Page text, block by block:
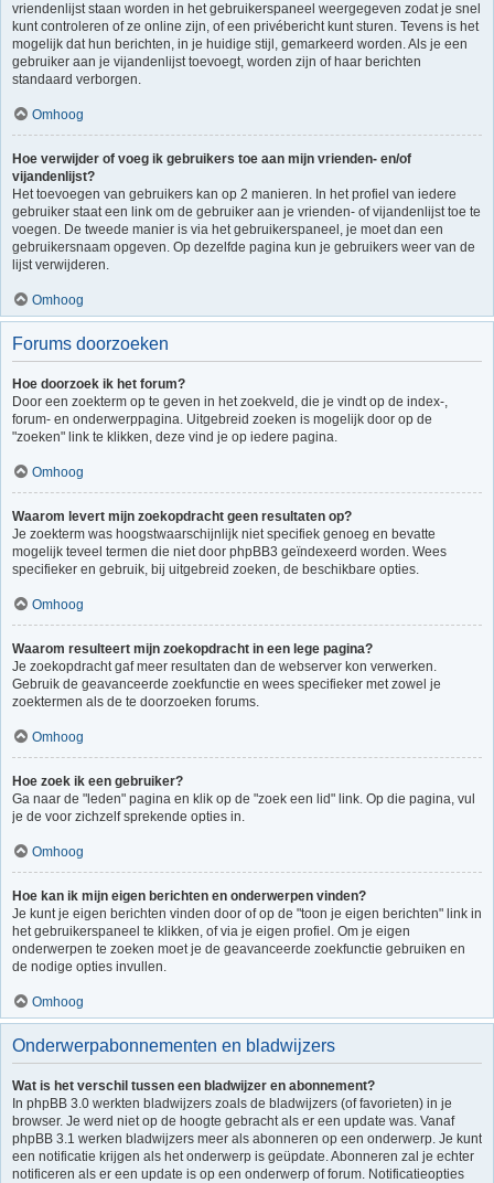
vriendenlijst staan worden in het gebruikerspaneel weergegeven zodat je snel
kunt controleren of ze online zijn, of een privébericht kunt sturen. Tevens is het
mogelijk dat hun berichten, in je huidige stijl, gemarkeerd worden. Als je een
gebruiker aan je vijandenlijst toevoegt, worden zijn of haar berichten
standaard verborgen.
Omhoog
Hoe verwijder of voeg ik gebruikers toe aan mijn vrienden- en/of
vijandenlijst?
Het toevoegen van gebruikers kan op 2 manieren. In het profiel van iedere
gebruiker staat een link om de gebruiker aan je vrienden- of vijandenlijst toe te
voegen. De tweede manier is via het gebruikerspaneel, je moet dan een
gebruikersnaam opgeven. Op dezelfde pagina kun je gebruikers weer van de
lijst verwijderen.
Omhoog
Forums doorzoeken
Hoe doorzoek ik het forum?
Door een zoekterm op te geven in het zoekveld, die je vindt op de index-,
forum- en onderwerppagina. Uitgebreid zoeken is mogelijk door op de
"zoeken" link te klikken, deze vind je op iedere pagina.
Omhoog
Waarom levert mijn zoekopdracht geen resultaten op?
Je zoekterm was hoogstwaarschijnlijk niet specifiek genoeg en bevatte
mogelijk teveel termen die niet door phpBB3 geïndexeerd worden. Wees
specifieker en gebruik, bij uitgebreid zoeken, de beschikbare opties.
Omhoog
Waarom resulteert mijn zoekopdracht in een lege pagina?
Je zoekopdracht gaf meer resultaten dan de webserver kon verwerken.
Gebruik de geavanceerde zoekfunctie en wees specifieker met zowel je
zoektermen als de te doorzoeken forums.
Omhoog
Hoe zoek ik een gebruiker?
Ga naar de "leden" pagina en klik op de "zoek een lid" link. Op die pagina, vul
je de voor zichzelf sprekende opties in.
Omhoog
Hoe kan ik mijn eigen berichten en onderwerpen vinden?
Je kunt je eigen berichten vinden door of op de "toon je eigen berichten" link in
het gebruikerspaneel te klikken, of via je eigen profiel. Om je eigen
onderwerpen te zoeken moet je de geavanceerde zoekfunctie gebruiken en
de nodige opties invullen.
Omhoog
Onderwerpabonnementen en bladwijzers
Wat is het verschil tussen een bladwijzer en abonnement?
In phpBB 3.0 werkten bladwijzers zoals de bladwijzers (of favorieten) in je
browser. Je werd niet op de hoogte gebracht als er een update was. Vanaf
phpBB 3.1 werken bladwijzers meer als abonneren op een onderwerp. Je kunt
een notificatie krijgen als het onderwerp is geüpdate. Abonneren zal je echter
notificeren als er een update is op een onderwerp of forum. Notificatieopties